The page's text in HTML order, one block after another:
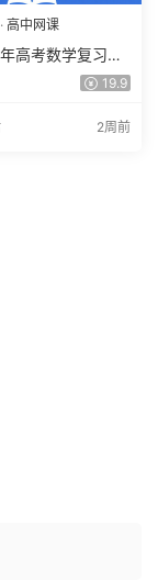
· 高中网课
高考数学复习网
数学 一轮复习视
19.9
2周前